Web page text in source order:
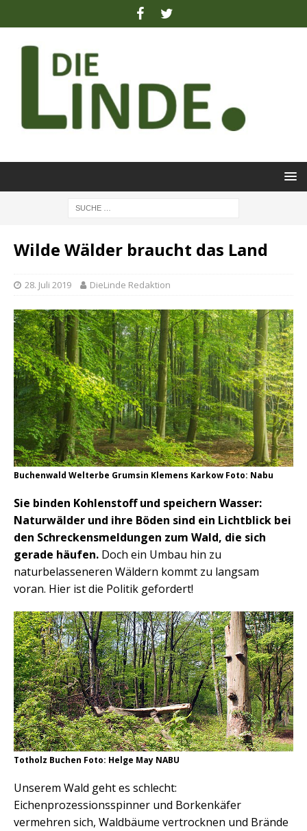
Wilde Wälder braucht das Land
28. Juli 2019 DieLinde Redaktion
Buchenwald Welterbe Grumsin Klemens Karkow Foto: Nabu
Sie binden Kohlenstoff und speichern Wasser:
Naturwälder und ihre Böden sind ein Lichtblick bei
den Schreckensmeldungen zum Wald, die sich
gerade häufen. Doch ein Umbau hin zu
naturbelasseneren Wäldern kommt zu langsam
voran. Hier ist die Politik gefordert!
Totholz Buchen Foto: Helge May NABU
Unserem Wald geht es schlecht:
Eichenprozessionsspinner und Borkenkäfer
vermehren sich, Waldbäume vertrocknen und Brände